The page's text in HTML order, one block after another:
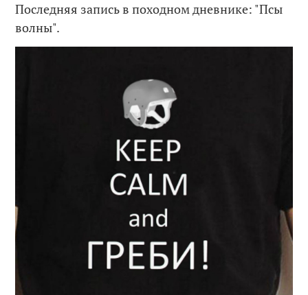
Последняя запись в походном дневнике: "Псы
волны".